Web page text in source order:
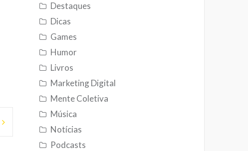
Destaques
Dicas
Games
Humor
Livros
Marketing Digital
Mente Coletiva
Música
Notícias
Podcasts